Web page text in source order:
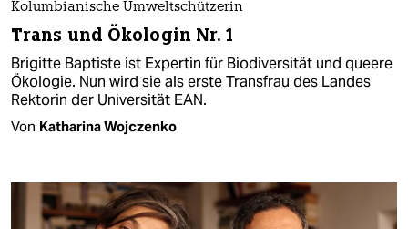
Kolumbianische Umweltschützerin
Trans und Ökologin Nr. 1
Brigitte Baptiste ist Expertin für Biodiversität und queere
Ökologie. Nun wird sie als erste Transfrau des Landes
Rektorin der Universität EAN.
Von Katharina Wojczenko